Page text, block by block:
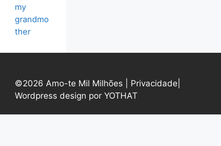
my
grandmo
ther
©2026 Amo-te Mil Milhões | Privacidade
Wordpress design por YOTHAT